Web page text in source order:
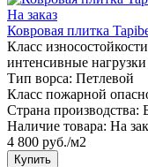
На заказ
Ковровая плитка
Класс
интенсивные нагрузки
Тип ворса: Петлевой
Класс пожарной
Страна производства:
Наличие товара: На
4 800 руб./м2
Купить